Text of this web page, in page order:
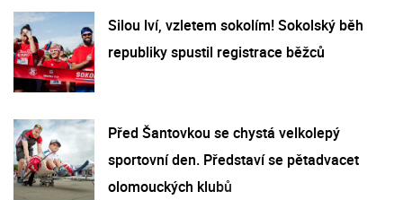
Silou lví, vzletem sokolím! Sokolský běh
republiky spustil registrace běžců
Před Šantovkou se chystá velkolepý
sportovní den. Představí se pětadvacet
olomouckých klubů